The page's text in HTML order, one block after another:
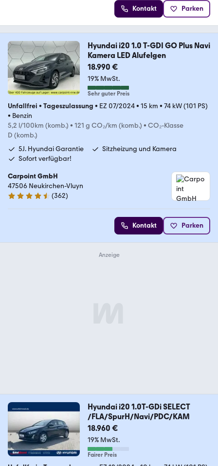
Kontakt Parken
Hyundai i20 1.0 T-GDI GO Plus Navi
Kamera LED Alufelgen
18.990 €
19% MwSt.
Sehr guter Preis
Unfallfrei • Tageszulassung • EZ 07/2024• 15 km • 74 kW (101 PS)
• Benzin
5,2 l/100km (komb.) • 121 g CO₂/km (komb.) • CO₂-Klasse
D (komb.)
5J. Hyundai Garantie
Sitzheizung und Kamera
Sofort verfügbar!
Carpoint GmbH
47506 Neukirchen-Vluyn
4.5 Sterne
(362)
Kontakt Parken
Hyundai i20 1.0T-GDi SELECT
/FLA/SpurH/Navi/PDC/KAM
18.960 €
19% MwSt.
Fairer Preis